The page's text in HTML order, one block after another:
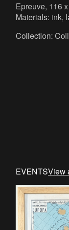
Epreuve, 116
Materials: ink,
Collection:
EVENTSView